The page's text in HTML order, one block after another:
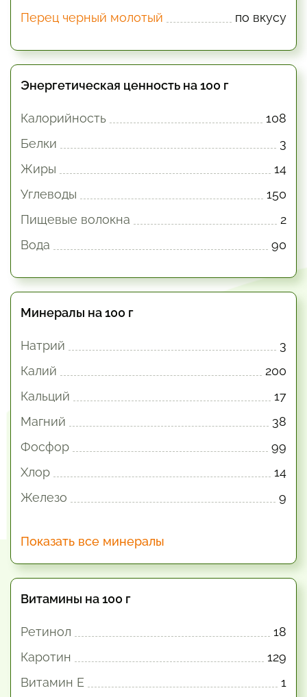
Перец черный молотый
по вкусу
Энергетическая ценность на 100 г
Калорийность
108
Белки
3
Жиры
14
Углеводы
150
Пищевые волокна
2
Вода
90
Минералы на 100 г
Натрий
3
Калий
200
Кальций
17
Магний
38
Фосфор
99
Хлор
14
Железо
9
Показать все минералы
Витамины на 100 г
Ретинол
18
Каротин
129
Витамин E
1